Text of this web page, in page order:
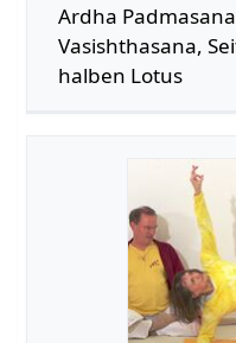
Ardha
Vasishthasana,
halben Lotus